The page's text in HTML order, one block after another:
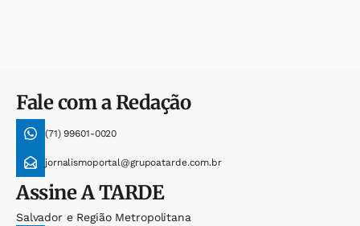
Fale com a Redação
(71) 99601-0020
jornalismoportal@grupoatarde.com.br
AssineA TARDE
Salvador e Região Metropolitana